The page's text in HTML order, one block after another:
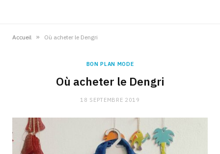
Accueil » Où acheter le Dengri
BON PLAN MODE
Où acheter le Dengri
18 SEPTEMBRE 2019